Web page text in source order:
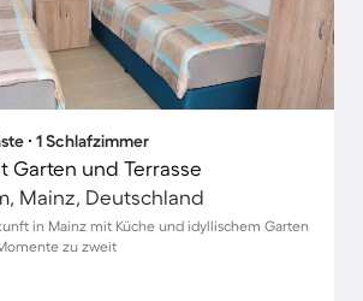
∙ 1 Schlafzimmer
Garten und Terrasse
Mainz, Deutschland
in Mainz mit Küche und idyllischem Garten
zu zweit